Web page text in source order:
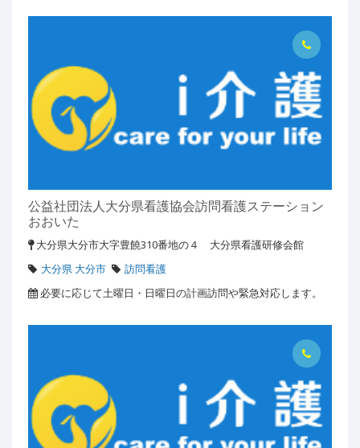
公益社団法人大分県看護協会訪問看護ステーション
おおいた
大分県大分市大字豊饒310番地の４ 大分県看護研修会館
大分県 大分市
訪問看護
必要に応じて土曜日・日曜日の計画訪問や緊急対応します。